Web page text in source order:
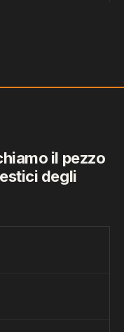
il pezzo
degli